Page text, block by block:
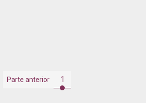
Parte anterior 1